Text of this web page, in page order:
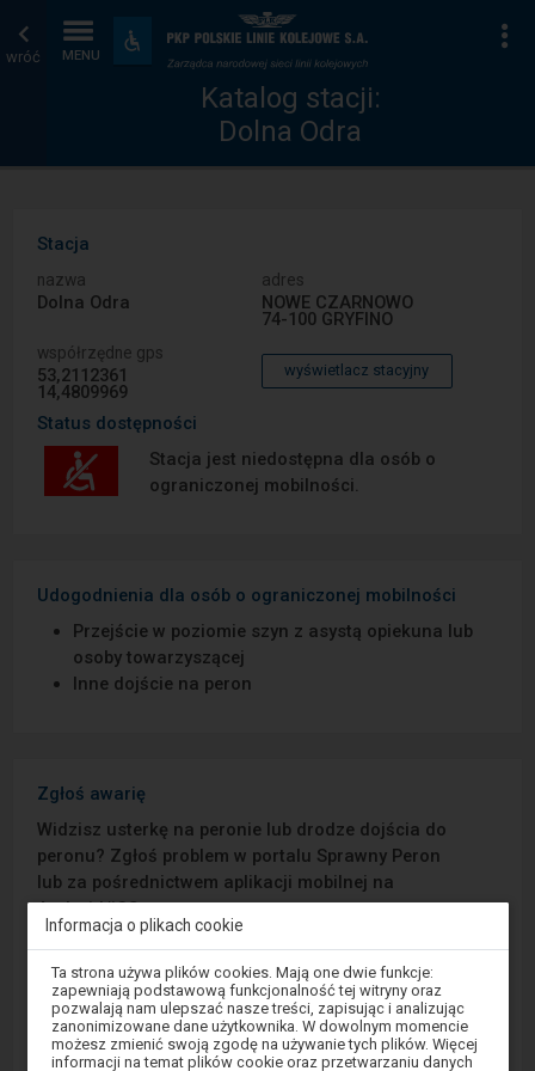
wróć MENU
Dostępność
i
udogodnienia
Katalog
stacji
Strona
główna
Katalog stacji:
Dolna Odra
Stacja
nazwa
Dolna Odra
adres
NOWE CZARNOWO
74-100 GRYFINO
współrzędne gps
53,2112361
14,4809969
wyświetlacz stacyjny
Status dostępności
Stacja jest niedostępna dla osób o
ograniczonej mobilności.
Udogodnienia dla osób o ograniczonej mobilności
Przejście w poziomie szyn z asystą opiekuna lub
osoby towarzyszącej
Inne dojście na peron
Zgłoś awarię
Widzisz usterkę na peronie lub drodze dojścia do
peronu? Zgłoś problem w portalu Sprawny Peron
lub za pośrednictwem aplikacji mobilnej na
Android/iOS.
Sprawny Peron
Google Play
Informacja o plikach cookie
Uwaga,
znajdujesz
się
oknie
modalnym.
Ta strona używa plików cookies. Mają one dwie funkcje:
zapewniają podstawową funkcjonalność tej witryny oraz
pozwalają nam ulepszać nasze treści, zapisując i analizując
zanonimizowane dane użytkownika. W dowolnym momencie
możesz zmienić swoją zgodę na używanie tych plików. Więcej
informacji na temat plików cookie oraz przetwarzaniu danych